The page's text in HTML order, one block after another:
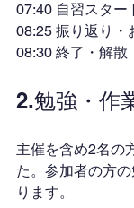
07:40 自習スター
08:25 振り返り・
08:30 終了・解散
2.勉強・作
主催を含め2名の
た。参加者の方
ります。